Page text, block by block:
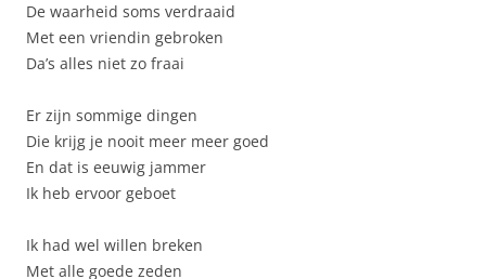
De waarheid soms verdraaid
Met een vriendin gebroken
Da’s alles niet zo fraai
Er zijn sommige dingen
Die krijg je nooit meer meer goed
En dat is eeuwig jammer
Ik heb ervoor geboet
Ik had wel willen breken
Met alle goede zeden